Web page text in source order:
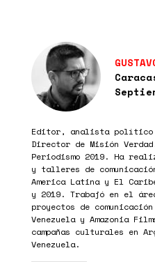
Editor, analista
Director de Misión
Periodismo 2019. Ha
y talleres de
America Latina y El
y 2019. Trabajó en el
proyectos de
Venezuela y Amazonia
campañas culturales en
Venezuela.